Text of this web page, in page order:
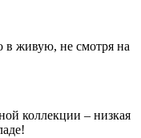
в живую, не смотря на
коллекции – низкая